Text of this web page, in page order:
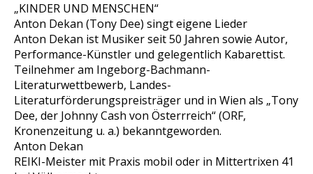
„KINDER UND MENSCHEN“
Anton Dekan (Tony Dee) singt eigene Lieder
Anton Dekan ist Musiker seit 50 Jahren sowie Autor,
Performance-Künstler und gelegentlich Kabarettist.
Teilnehmer am Ingeborg-Bachmann-
Literaturwettbewerb, Landes-
Literaturförderungspreisträger und in Wien als „Tony
Dee, der Johnny Cash von Österrreich“ (ORF,
Kronenzeitung u. a.) bekanntgeworden.
Anton Dekan
REIKI-Meister mit Praxis mobil oder in Mittertrixen 41